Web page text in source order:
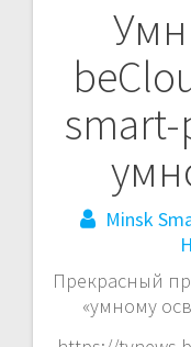
Minsk
Прекрасный
«умному
по
записям